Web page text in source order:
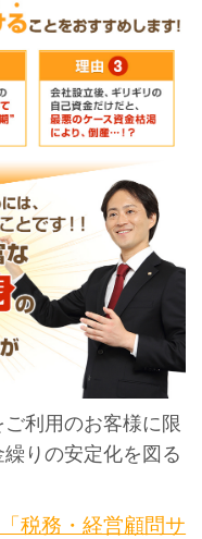
利用のお客様に限
りの安定化を図る
税務・経営顧問サ